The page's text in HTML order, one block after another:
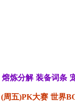
熔炼分解 装备词条
(周五)PK大赛 世界